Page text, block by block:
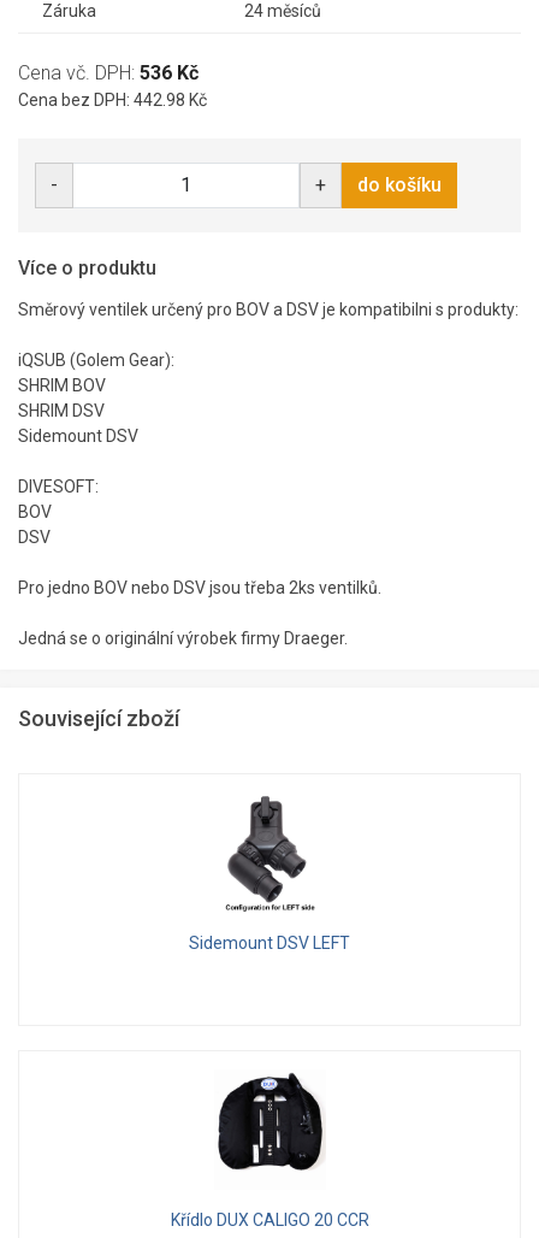
Záruka 24 měsíců
Cena vč. DPH: 536 Kč
Cena bez DPH: 442.98 Kč
- + do košíku
Více o produktu
Směrový ventilek určený pro BOV a DSV je kompatibilni s produkty:
iQSUB (Golem Gear):
SHRIM BOV
SHRIM DSV
Sidemount DSV
DIVESOFT:
BOV
DSV
Pro jedno BOV nebo DSV jsou třeba 2ks ventilků.
Jedná se o originální výrobek firmy Draeger.
Související zboží
Sidemount DSV LEFT
Křídlo DUX CALIGO 20 CCR